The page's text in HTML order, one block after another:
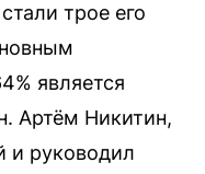
трое его
является
Артём Никитин,
и руководил